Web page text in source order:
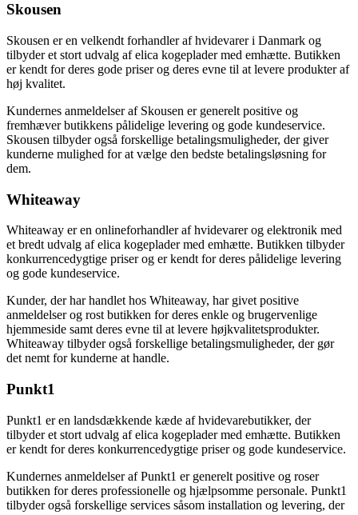
Skousen
Skousen er en velkendt forhandler af hvidevarer i Danmark og
tilbyder et stort udvalg af elica kogeplader med emhætte. Butikken
er kendt for deres gode priser og deres evne til at levere produkter af
høj kvalitet.
Kundernes anmeldelser af Skousen er generelt positive og
fremhæver butikkens pålidelige levering og gode kundeservice.
Skousen tilbyder også forskellige betalingsmuligheder, der giver
kunderne mulighed for at vælge den bedste betalingsløsning for
dem.
Whiteaway
Whiteaway er en onlineforhandler af hvidevarer og elektronik med
et bredt udvalg af elica kogeplader med emhætte. Butikken tilbyder
konkurrencedygtige priser og er kendt for deres pålidelige levering
og gode kundeservice.
Kunder, der har handlet hos Whiteaway, har givet positive
anmeldelser og rost butikken for deres enkle og brugervenlige
hjemmeside samt deres evne til at levere højkvalitetsprodukter.
Whiteaway tilbyder også forskellige betalingsmuligheder, der gør
det nemt for kunderne at handle.
Punkt1
Punkt1 er en landsdækkende kæde af hvidevarebutikker, der
tilbyder et stort udvalg af elica kogeplader med emhætte. Butikken
er kendt for deres konkurrencedygtige priser og gode kundeservice.
Kundernes anmeldelser af Punkt1 er generelt positive og roser
butikken for deres professionelle og hjælpsomme personale. Punkt1
tilbyder også forskellige services såsom installation og levering, der